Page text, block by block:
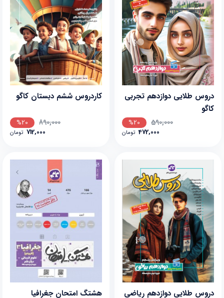
دروس طلایی دوازدهم تجربی
کاگو
590,000
%20
472,000 تومان
کاردروس ششم دبستان کاگو
890,000
%20
712,000 تومان
دروس طلایی دوازدهم ریاضی
هشتگ امتحان جغرافیا